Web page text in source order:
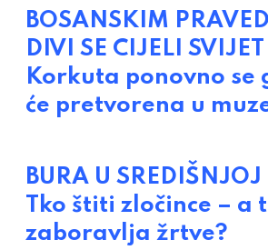
BOSANSKIM
DIVI SE CIJELI
Korkuta ponovno
će pretvorena u
BURA U
Tko štiti zločince – a
zaboravlja žrtve?